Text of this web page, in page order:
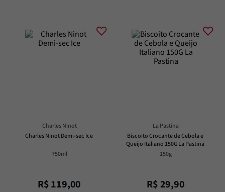
Charles Ninot
Charles Ninot Demi-sec Ice
750ml
R$119,00
La Pastina
Biscoito Crocante de Cebola e
Queijo Italiano 150G La Pastina
150g
R$29,90